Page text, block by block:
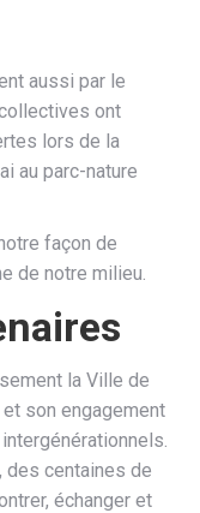
aussi par le
ont
lors de la
au parc-nature
façon de
de notre milieu.
la Ville de
son engagement
des centaines de
échanger et